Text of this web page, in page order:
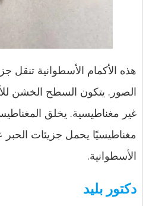
هذه الأكمام الأسطوانية تنقل
الصور. يتكون السطح الخشن
غير مغناطيسية. يخلق
مغناطيسيًا يحمل جزيئات
الأسطوانية.
دكتور بليد